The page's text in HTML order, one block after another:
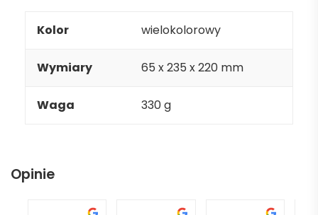
Kolor wielokolorowy
Wymiary 65 x 235 x 220 mm
Waga 330 g
Opinie